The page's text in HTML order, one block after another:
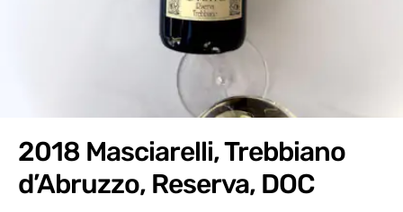
2018 Masciarelli, Trebbiano
d’Abruzzo, Reserva, DOC